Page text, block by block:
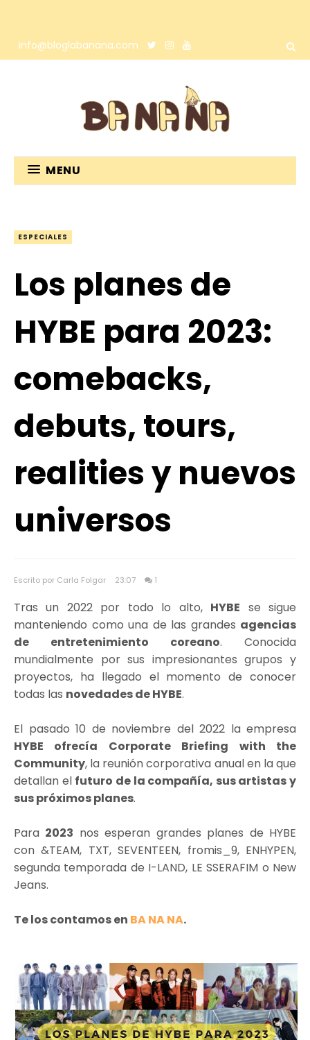
info@bloglabanana.com
MENU
ESPECIALES
Los planes de
HYBE para 2023:
comebacks,
debuts, tours,
realities y nuevos
universos
Escrito por Carla Folgar 23:07 1
Tras un 2022 por todo lo alto, HYBE se sigue
manteniendo como una de las grandes agencias
de entretenimiento coreano. Conocida
mundialmente por sus impresionantes grupos y
proyectos, ha llegado el momento de conocer
todas las novedades de HYBE.
El pasado 10 de noviembre del 2022 la empresa
HYBE ofrecía Corporate Briefing with the
Community, la reunión corporativa anual en la que
detallan el futuro de la compañía, sus artistas y
sus próximos planes.
Para 2023 nos esperan grandes planes de HYBE
con &TEAM, TXT, SEVENTEEN, fromis_9, ENHYPEN,
segunda temporada de I-LAND, LE SSERAFIM o New
Jeans.
Te los contamos en BA NA NA.